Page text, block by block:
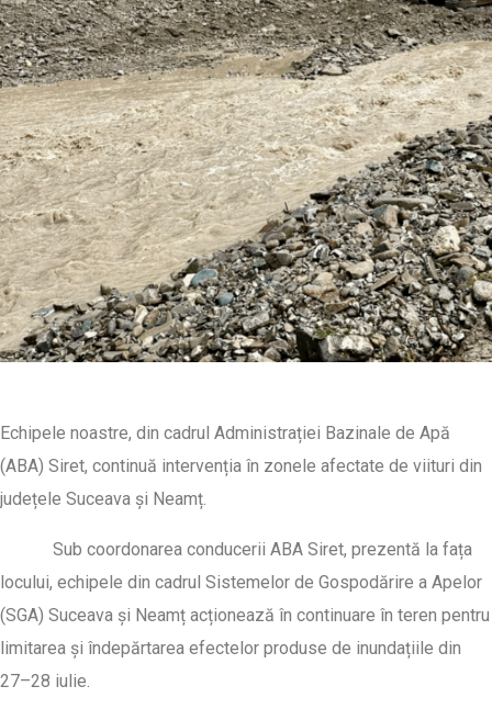
Echipele noastre, din cadrul Administrației Bazinale de Apă
(ABA) Siret, continuă intervenția în zonele afectate de viituri din
județele Suceava și Neamț.
Sub coordonarea conducerii ABA Siret, prezentă la fața
locului, echipele din cadrul Sistemelor de Gospodărire a Apelor
(SGA) Suceava și Neamț acționează în continuare în teren pentru
limitarea și îndepărtarea efectelor produse de inundațiile din
27–28 iulie.